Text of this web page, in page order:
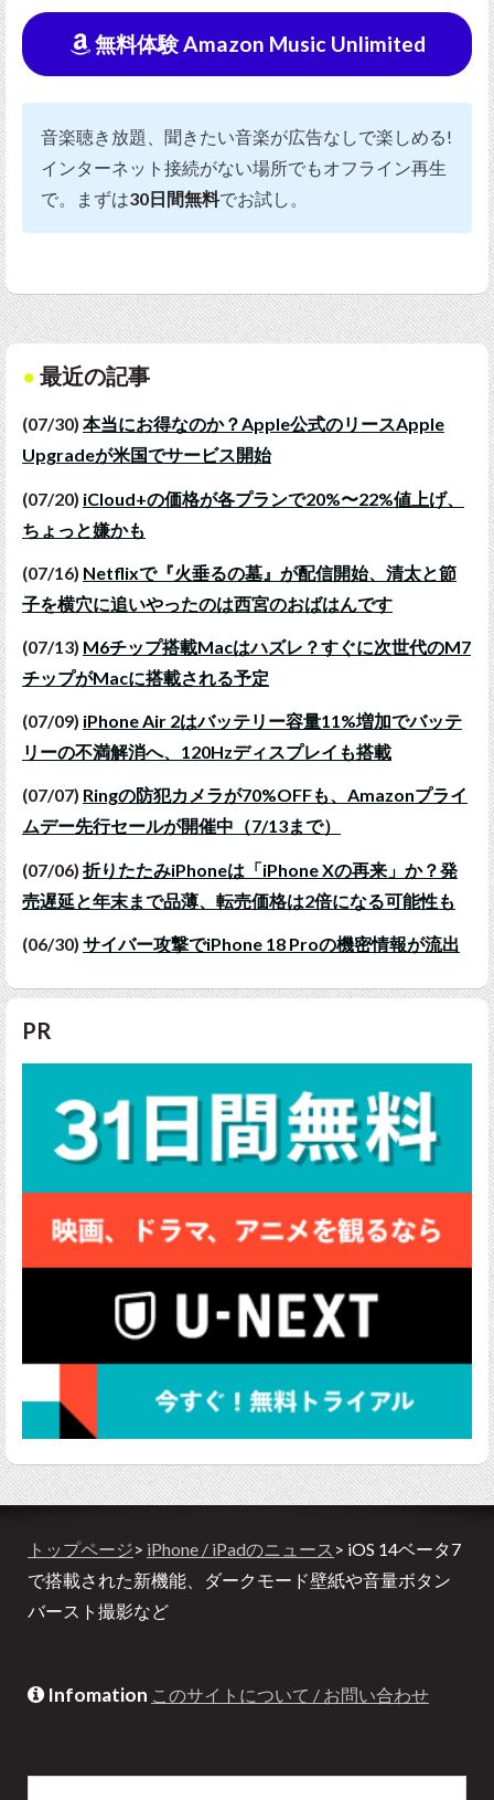
無料体験 Amazon Music Unlimited
音楽聴き放題、聞きたい音楽が広告なしで楽しめる!
インターネット接続がない場所でもオフライン再生
で。まずは30日間無料でお試し。
最近の記事
(07/30) 本当にお得なのか？Apple公式のリースApple
Upgradeが米国でサービス開始
(07/20) iCloud+の価格が各プランで20%〜22%値上げ、
ちょっと嫌かも
(07/16) Netflixで『火垂るの墓』が配信開始、清太と節
子を横穴に追いやったのは西宮のおばはんです
(07/13) M6チップ搭載Macはハズレ？すぐに次世代のM7
チップがMacに搭載される予定
(07/09) iPhone Air 2はバッテリー容量11%増加でバッテ
リーの不満解消へ、120Hzディスプレイも搭載
(07/07) Ringの防犯カメラが70%OFFも、Amazonプライ
ムデー先行セールが開催中（7/13まで）
(07/06) 折りたたみiPhoneは「iPhone Xの再来」か？発
売遅延と年末まで品薄、転売価格は2倍になる可能性も
(06/30) サイバー攻撃でiPhone 18 Proの機密情報が流出
PR
トップページ> iPhone / iPadのニュース > iOS 14ベータ7
で搭載された新機能、ダークモード壁紙や音量ボタン
バースト撮影など
Infomation このサイトについて / お問い合わせ